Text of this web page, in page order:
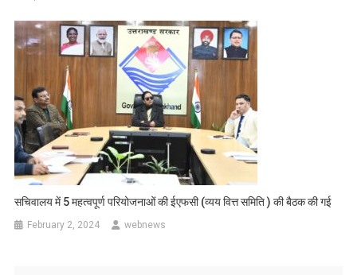
सचिवालय में 5 महत्वपूर्ण परियोजनाओं की ईएफसी (व्यय वित्त समिति ) की बैठक की गई
February 2, 2024 webnews